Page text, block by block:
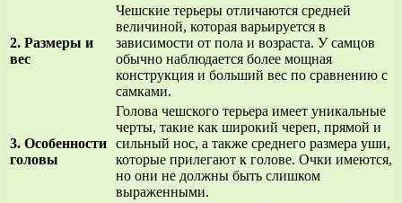
2. Размеры и
вес
Чешские терьеры отличаются средней
величиной, которая варьируется в
зависимости от пола и возраста. У самцов
обычно наблюдается более мощная
конструкция и больший вес по сравнению с
самками.
3. Особенности
головы
Голова чешского терьера имеет уникальные
черты, такие как широкий череп, прямой и
сильный нос, а также среднего размера уши,
которые прилегают к голове. Очки имеются,
но они не должны быть слишком
выраженными.